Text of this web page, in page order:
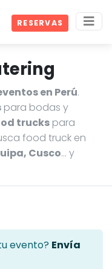
RESERVAS
en Perú.
para bodas y
trucks para
food truck en
Cusco… y
evento? Envía